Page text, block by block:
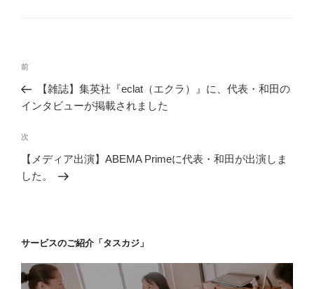
投
ナ
ゲ
ー
シ
前
の
投
前
【雑誌】集英社『eclat（エクラ）』に、代表・和田の
インタビューが掲載されました
次
の
投
次
【メディア出演】ABEMA Primeに代表・和田が出演しま
した。
サービスのご紹介「タスカジ」